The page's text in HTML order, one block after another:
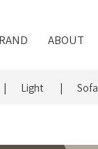
ABOUT
Light Sofa